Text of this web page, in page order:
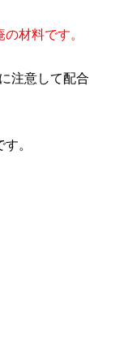
材料です。
注意して配合
。